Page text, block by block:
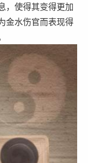
，使得其变得更加
金水伤官而表现得